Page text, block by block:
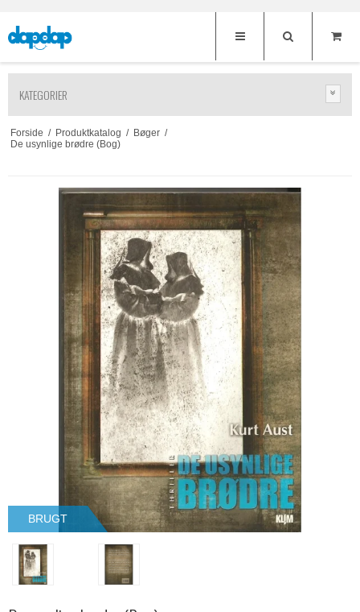
KATEGORIER
Forside / Produktkatalog / Bøger /
De usynlige brødre (Bog)
BRUGT